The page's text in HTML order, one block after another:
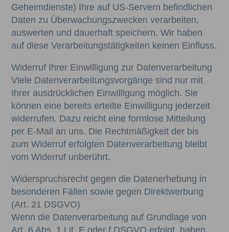
Geheimdienste) Ihre auf US-Servern befindlichen
Daten zu Überwachungszwecken verarbeiten,
auswerten und dauerhaft speichern. Wir haben
auf diese Verarbeitungstätigkeiten keinen Einfluss.
Widerruf Ihrer Einwilligung zur Datenverarbeitung
Viele Datenverarbeitungsvorgänge sind nur mit
Ihrer ausdrücklichen Einwilligung möglich. Sie
können eine bereits erteilte Einwilligung jederzeit
widerrufen. Dazu reicht eine formlose Mitteilung
per E-Mail an uns. Die Rechtmäßigkeit der bis
zum Widerruf erfolgten Datenverarbeitung bleibt
vom Widerruf unberührt.
Widerspruchsrecht gegen die Datenerhebung in
besonderen Fällen sowie gegen Direktwerbung
(Art. 21 DSGVO)
Wenn die Datenverarbeitung auf Grundlage von
Art. 6 Abs. 1 Lit. E oder f DSGVO erfolgt, haben